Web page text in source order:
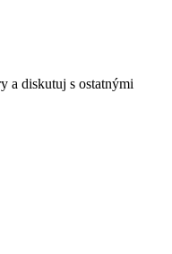
a diskutuj s ostatnými